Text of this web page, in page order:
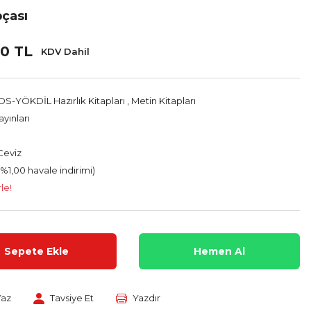
TL KDV Dahil
YÖKDİL Hazırlık Kitapları
Metin Kitapları
havale indirimi)
Sepete Ekle Hemen Al
Tavsiye Et Yazdır